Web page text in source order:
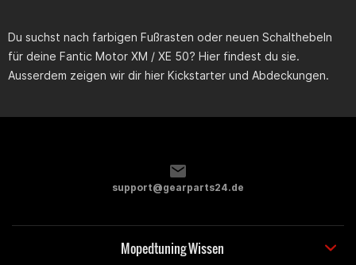
Du suchst nach farbigen Fußrasten oder neuen Schalthebeln
für deine Fantic Motor XM / XE 50? Hier findest du sie.
Ausserdem zeigen wir dir hier Kickstarter und Abdeckungen.
support@gearparts24.de
Mopedtuning Wissen